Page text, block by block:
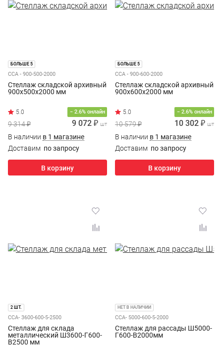
БОЛЬШЕ 5
ССА - 900-500-2000
Стеллаж складской архивный
900х500х2000 мм
− 2.6% онлайн
9 314 ₽ 9 072 ₽ шт
В наличии в 1 магазине
Доставим по запросу
В корзину
БОЛЬШЕ 5
ССА - 900-600-2000
Стеллаж складской архивный
900х600х2000 мм
− 2.6% онлайн
10 579 ₽ 10 302 ₽ шт
В наличии в 1 магазине
Доставим по запросу
В корзину
2 ШТ.
ССА- 3600-600-5-2500
Стеллаж для склада
металлический Ш3600-Г600-
В2500 мм
НЕТ В НАЛИЧИИ
ССА- 5000-600-5-2000
Стеллаж для рассады Ш5000-
Г600-В2000мм